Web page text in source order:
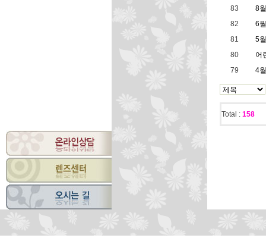
83
8
82
6
81
5
80
어
79
4
Total : 158